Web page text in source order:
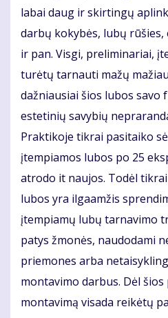
labai daug ir skirtingų
darbų kokybės, lubų
ir pan. Visgi, preliminariai,
turėtų tarnauti mažų
dažniausiai šios lubos savo
estetinių savybių
Praktikoje tikrai pasitaiko
įtempiamos lubos po 25
atrodo it naujos. Todėl
lubos yra ilgaamžis
įtempiamų lubų tarnavimo
patys žmonės, naudodami
priemones arba
montavimo darbus. Dėl
montavimą visada reikėtų